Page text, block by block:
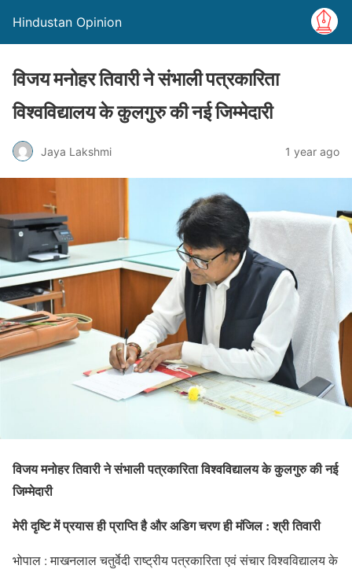
Hindustan Opinion
विजय मनोहर तिवारी ने संभाली पत्रकारिता
विश्वविद्यालय के कुलगुरु की नई जिम्मेदारी
Jaya Lakshmi 1 year ago
विजय मनोहर तिवारी ने संभाली पत्रकारिता विश्वविद्यालय के कुलगुरु की नई
जिम्मेदारी
मेरी दृष्टि में प्रयास ही प्राप्ति है और अडिग चरण ही मंजिल : श्री तिवारी
भोपाल : माखनलाल चतुर्वेदी राष्ट्रीय पत्रकारिता एवं संचार विश्वविद्यालय के